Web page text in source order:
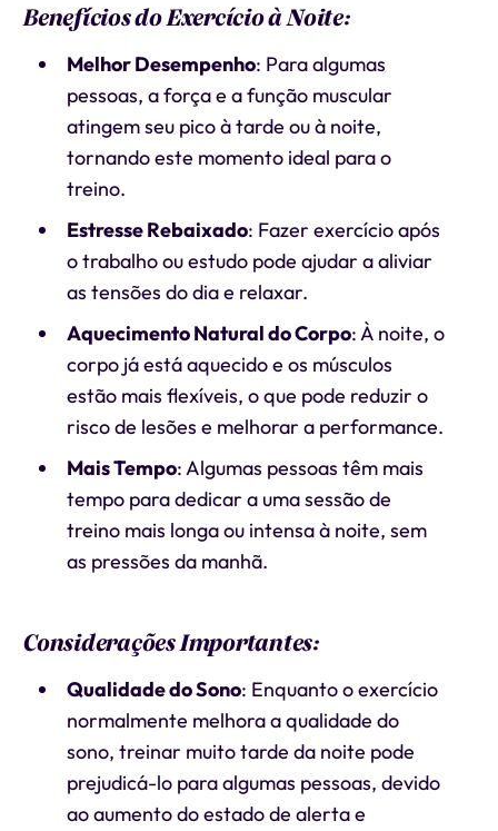
Benefícios do Exercício à Noite:
Melhor Desempenho: Para algumas
pessoas, a força e a função muscular
atingem seu pico à tarde ou à noite,
tornando este momento ideal para o
treino.
Estresse Rebaixado: Fazer exercício após
o trabalho ou estudo pode ajudar a aliviar
as tensões do dia e relaxar.
Aquecimento Natural do Corpo: À noite, o
corpo já está aquecido e os músculos
estão mais flexíveis, o que pode reduzir o
risco de lesões e melhorar a performance.
Mais Tempo: Algumas pessoas têm mais
tempo para dedicar a uma sessão de
treino mais longa ou intensa à noite, sem
as pressões da manhã.
Considerações Importantes:
Qualidade do Sono: Enquanto o exercício
normalmente melhora a qualidade do
sono, treinar muito tarde da noite pode
prejudicá-lo para algumas pessoas, devido
ao aumento do estado de alerta e